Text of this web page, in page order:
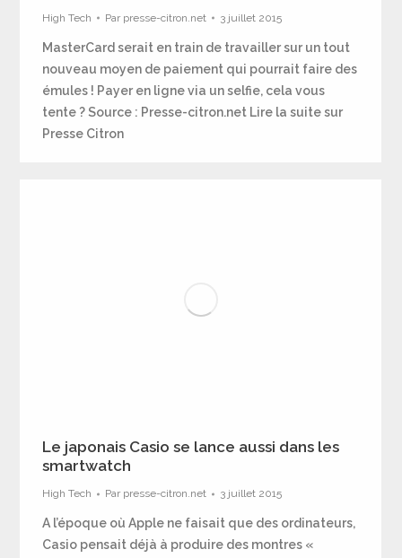
High Tech Par presse-citron.net 3 juillet 2015
MasterCard serait en train de travailler sur un tout
nouveau moyen de paiement qui pourrait faire des
émules ! Payer en ligne via un selfie, cela vous
tente ? Source : Presse-citron.net Lire la suite sur
Presse Citron
Le japonais Casio se lance aussi dans les
smartwatch
High Tech Par presse-citron.net 3 juillet 2015
A l’époque où Apple ne faisait que des ordinateurs,
Casio pensait déjà à produire des montres «